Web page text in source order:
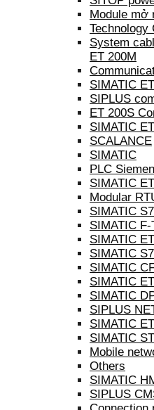
Module mở
Technology
System
ET 200M
SIMATIC
SIPLUS
ET 200S
SIMATIC
SCALANCE
SIMATIC
PLC
SIMATIC
Modular
SIMATIC S7
SIMATIC F-
SIMATIC
SIMATIC
SIMATIC
SIMATIC
SIMATIC
SIPLUS
SIMATIC
SIMATIC
Mobile
Others
SIMATIC
SIPLUS